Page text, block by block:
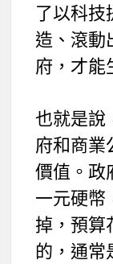
了以科技
造、滾動
府，才能
也就是說
府和商業
價值。政
一元硬幣
掉，預算
的，通常